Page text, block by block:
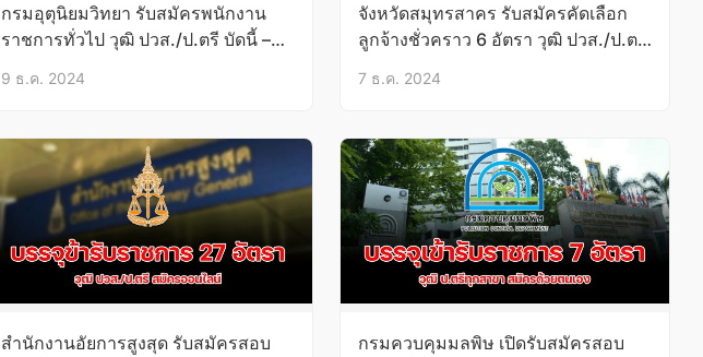
กรมอุตุนิยมวิทยา รับสมัครพนักงาน
ราชการทั่วไป วุฒิ ปวส./ป.ตรี บัดนี้ –
9 ธ.ค. 2024
จังหวัดสมุทรสาคร รับสมัครคัดเลือก
ลูกจ้างชั่วคราว 6 อัตรา วุฒิ ปวส./ป.ตรี
7 ธ.ค. 2024
สํานักงานอัยการสูงสุด รับสมัครสอบ
กรมควบคุมมลพิษ เปิดรับสมัครสอบ